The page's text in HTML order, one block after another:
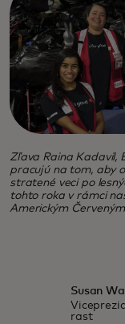
Zľava Raina Kadavil,
pracujú na tom, aby
stratené veci po
tohto roka v rámci
Americkým
Susan
rast